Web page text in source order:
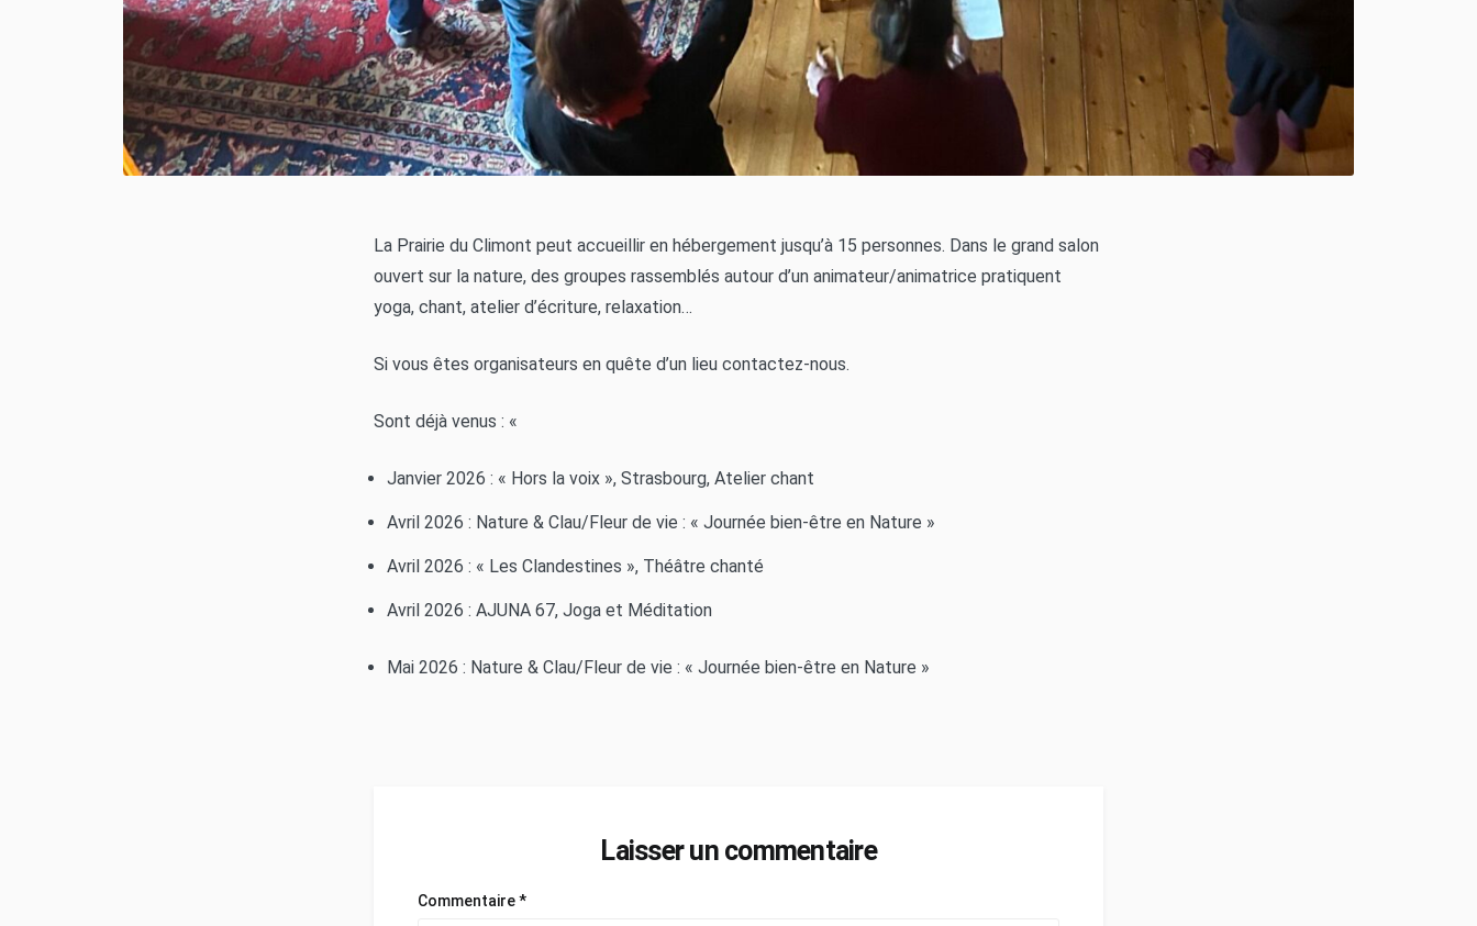
La Prairie du Climont peut accueillir en hébergement jusqu’à 15 personnes. Dans le grand salon
ouvert sur la nature, des groupes rassemblés autour d’un animateur/animatrice pratiquent
yoga, chant, atelier d’écriture, relaxation…
Si vous êtes organisateurs en quête d’un lieu contactez-nous.
Sont déjà venus : «
Janvier 2026 : « Hors la voix », Strasbourg, Atelier chant
Avril 2026 : Nature & Clau/Fleur de vie : « Journée bien-être en Nature »
Avril 2026 : « Les Clandestines », Théâtre chanté
Avril 2026 : AJUNA 67, Joga et Méditation
Mai 2026 : Nature & Clau/Fleur de vie : « Journée bien-être en Nature »
Laisser un commentaire
Commentaire*